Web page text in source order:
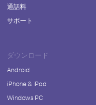
通話料
サポート
ダウンロード
Android
iPhone & iPad
Windows PC